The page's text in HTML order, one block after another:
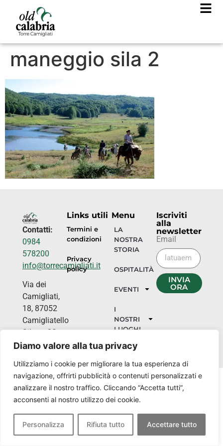
Diamo valore alla tua privacy
Utilizziamo i cookie per migliorare la tua esperienza di
navigazione, offrirti pubblicità o contenuti personalizzati e
analizzare il nostro traffico. Cliccando “Accetta tutti”,
acconsenti al nostro utilizzo dei cookie.
Personalizza Rifiuta tutto Accettare tutto
maneggio sila 2
Contatti:
0984
578200
info@torrecamigliati.it
Via dei
Camigliati,
18, 87052
Camigliatello
Silano CS
Links utili
Termini e
condizioni
Privacy
policy
Menu
LA
NOSTRA
STORIA
OSPITALITÀ
EVENTI
I
NOSTRI
LUOGHI
Iscriviti
alla
newsletter
Email
INVIA
ORA